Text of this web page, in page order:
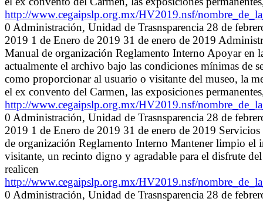
http://www.cegaipslp.org.mx/HV2019.nsf/
0 Administración, Unidad de Trasnsparencia 28 de
2019 1 de Enero de 2019 31 de enero de 2019
Manual de organización Reglamento Interno Apoyar en
actualmente el archivo bajo las condiciones mínimas de
como proporcionar al usuario o visitante del museo, la
el ex convento del Carmen, las exposiciones
http://www.cegaipslp.org.mx/HV2019.nsf/
0 Administración, Unidad de Trasnsparencia 28 de
2019 1 de Enero de 2019 31 de enero de 2019
de organización Reglamento Interno Mantener limpio
visitante, un recinto digno y agradable para el disfrute
realicen
http://www.cegaipslp.org.mx/HV2019.nsf/
0 Administración, Unidad de Trasnsparencia 28 de